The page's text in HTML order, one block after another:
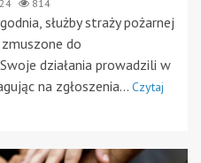
814
służby straży pożarnej
do
działania prowadzili w
na zgłoszenia... Czytaj